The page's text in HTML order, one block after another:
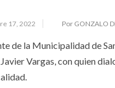
17, 2022 Por GONZALO
de la Municipalidad de
Vargas, con quien